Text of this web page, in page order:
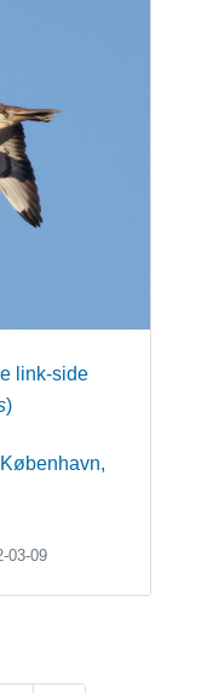
link-side
)
,
03-09